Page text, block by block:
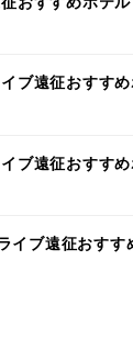
ブ遠征おすす
ブ遠征おすす
イブ遠征おす